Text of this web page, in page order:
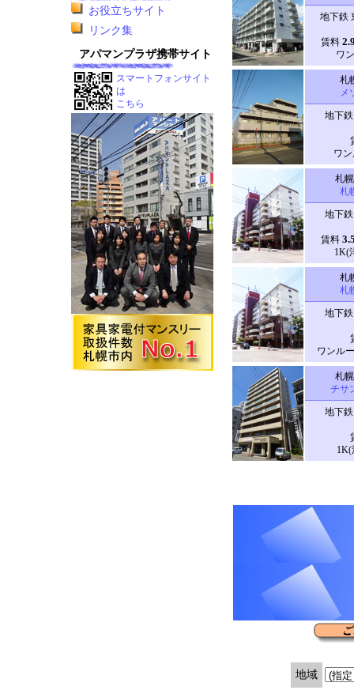
地下鉄
賃料
ワ
札
メ
地下
ワ
札
札
地下
賃料
1K(
札
札
地下
ワンル
札
チサ
地下
1K(
地域
お役立ちサイト
リンク集
アパマンプラザ携帯サイト
スマートフォンサイト
は
こちら